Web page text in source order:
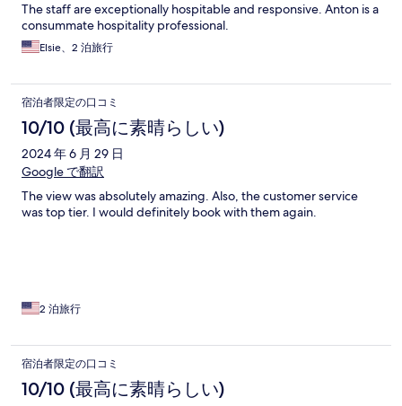
The staff are exceptionally hospitable and responsive. Anton is a
consummate hospitality professional.
Elsie、2 泊旅行
宿泊者限定の口コミ
10/10 (最高に素晴らしい)
2024 年 6 月 29 日
Google で翻訳
The view was absolutely amazing. Also, the customer service
was top tier. I would definitely book with them again.
2 泊旅行
宿泊者限定の口コミ
10/10 (最高に素晴らしい)